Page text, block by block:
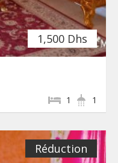
1,500 Dhs
1
1
Réduction